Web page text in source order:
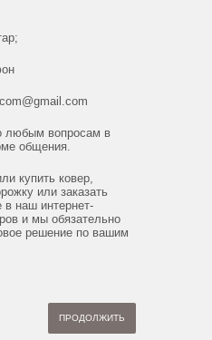
любым вопросам в
общения.
купить ковер,
или заказать
в наш интернет-
и мы обязательно
решение по вашим
ПРОДОЛЖИТЬ